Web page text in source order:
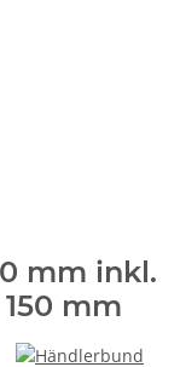
mm inkl.
mm